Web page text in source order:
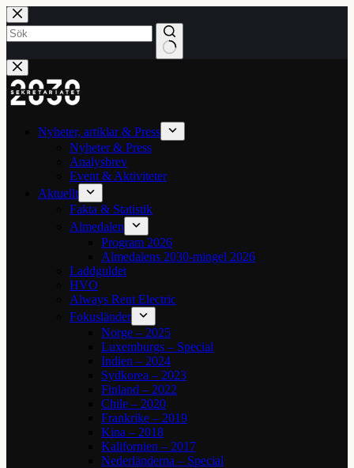
Hoppa
till
innehåll
Inga
resultat
Nyheter, artiklar & Press
Nyheter & Press
Analysbrev
Event & Aktiviteter
Aktuellt
Fakta & Statistik
Almedalen
Program 2026
Almedalens 2030-mingel 2026
Laddguldet
HVO
Always Rent Electric
Fokusländer
Norge – 2025
Luxemburgs – Special
Indien – 2024
Sydkorea – 2023
Finland – 2022
Chile – 2020
Frankrike – 2019
Kina – 2018
Kalifornien – 2017
Nederländerna – Special